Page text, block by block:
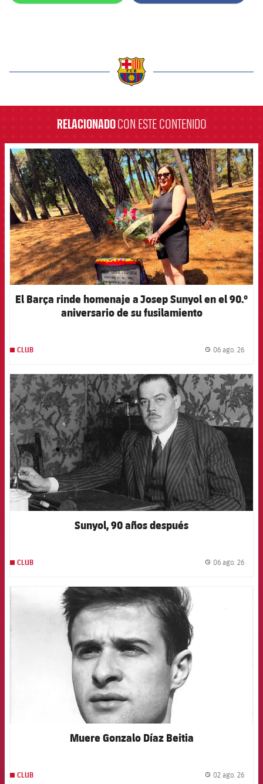
RELACIONADOCON ESTE CONTENIDO
FCB Barcelona badge
El Barça rinde homenaje a Josep Sunyol en el 90.º
aniversario de su fusilamiento
CLUB 06 ago. 26
FCB Barcelona badge
Sunyol, 90 años después
CLUB 06 ago. 26
FCB Barcelona badge
Muere Gonzalo Díaz Beitia
CLUB 02 ago. 26